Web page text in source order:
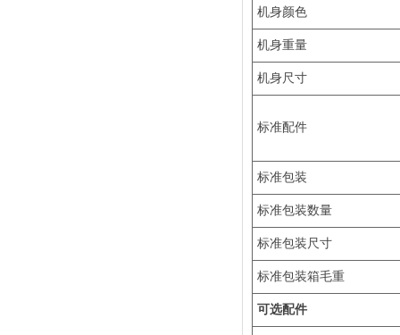
机身颜色
机身重量
机身尺寸
标准配件
标准包装
标准包装数量
标准包装尺寸
标准包装箱毛重
可选配件